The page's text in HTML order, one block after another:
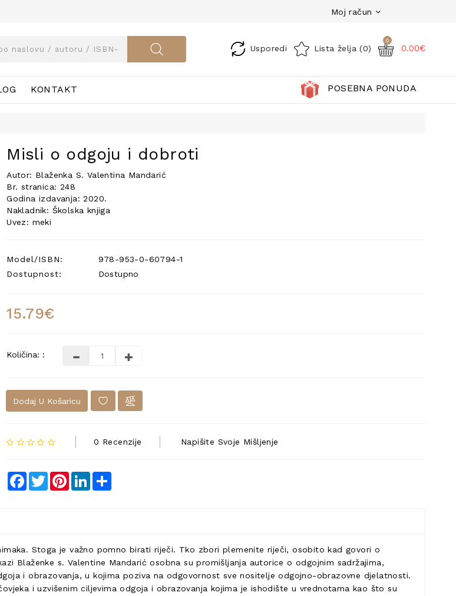
Moj račun
Usporedi Lista želja (0)
0
0.00€
KONTAKT POSEBNA PONUDA
Misli o odgoju i dobroti
Autor: Blaženka S. Valentina Mandarić
Br. stranica: 248
Godina izdavanja: 2020.
Nakladnik: Školska knjiga
Uvez: meki
Model/ISBN:
978-953-0-60794-1
Dostupnost:
Dostupno
15.79€
Količina: :
Dodaj U Košaricu
0 Recenzije Napišite Svoje Mišljenje
Facebook
TwitterPinterestLinkedIn
Stoga je važno pomno birati riječi. Tko zbori plemenite riječi, osobito kad govori o
Blaženke s. Valentine Mandarić osobna su promišljanja autorice o odgojnim sadržajima,
i obrazovanja, u kojima poziva na odgovornost sve nositelje odgojno-obrazovne djelatnosti.
i uzvišenim ciljevima odgoja i obrazovanja kojima je ishodište u vrednotama kao što su